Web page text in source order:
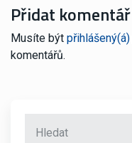
Přidat komentář
Musíte být přihlášený(á)
komentářů.